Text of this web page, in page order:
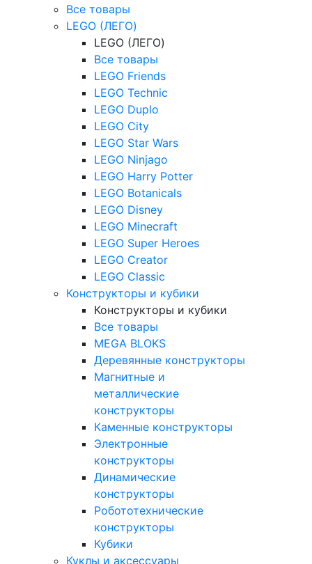
Все товары
LEGO (ЛЕГО)
LEGO (ЛЕГО)
Все товары
LEGO Friends
LEGO Technic
LEGO Duplo
LEGO City
LEGO Star Wars
LEGO Ninjago
LEGO Harry Potter
LEGO Botanicals
LEGO Disney
LEGO Minecraft
LEGO Super Heroes
LEGO Creator
LEGO Classic
Конструкторы и кубики
Конструкторы и кубики
Все товары
MEGA BLOKS
Деревянные конструкторы
Магнитные и
металлические
конструкторы
Каменные конструкторы
Электронные
конструкторы
Динамические
конструкторы
Робототехнические
конструкторы
Кубики
Куклы и аксессуары